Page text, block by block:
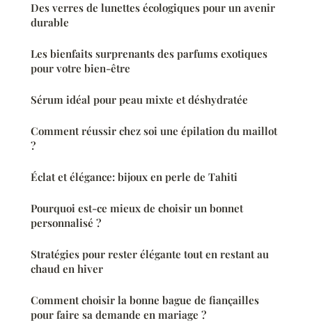
Des verres de lunettes écologiques pour un avenir
durable
Les bienfaits surprenants des parfums exotiques
pour votre bien-être
Sérum idéal pour peau mixte et déshydratée
Comment réussir chez soi une épilation du maillot
?
Éclat et élégance: bijoux en perle de Tahiti
Pourquoi est-ce mieux de choisir un bonnet
personnalisé ?
Stratégies pour rester élégante tout en restant au
chaud en hiver
Comment choisir la bonne bague de fiançailles
pour faire sa demande en mariage ?